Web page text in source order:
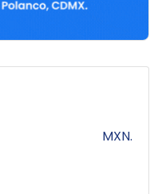
MXN.